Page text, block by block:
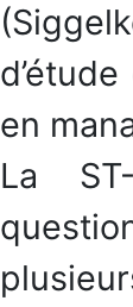
en
La